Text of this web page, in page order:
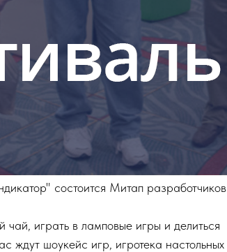
состоится Митап разработчиков
играть в ламповые игры и делиться
ждут шоукейс игр, игротека настольных